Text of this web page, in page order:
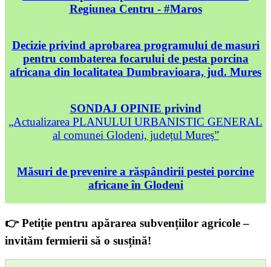
Regiunea Centru - #Maros
Decizie privind aprobarea programului de masuri
pentru combaterea focarului de pesta porcina
africana din localitatea Dumbravioara, jud. Mures
SONDAJ OPINIE privind
„Actualizarea PLANULUI URBANISTIC GENERAL
al comunei Glodeni, județul Mureș”
Măsuri de prevenire a răspândirii pestei porcine
africane în Glodeni
👉 Petiție pentru apărarea subvențiilor agricole –
invităm fermierii să o susțină!